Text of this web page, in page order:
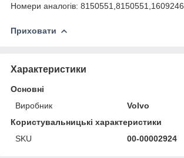
Номери аналогів: 8150551,8150551,1609246
Приховати
Характеристики
Основні
Виробник
Volvo
Користувальницькі характеристики
SKU
00-00002924